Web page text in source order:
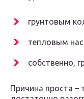
грунтовым
тепловым
собственно,
Причина проста –